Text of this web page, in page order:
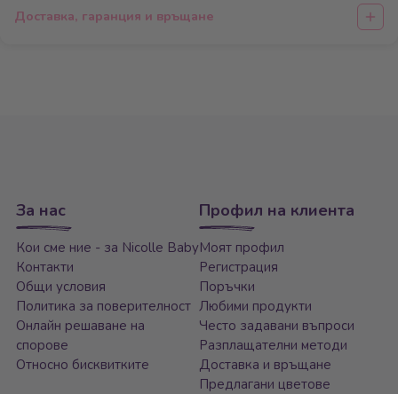
Доставка, гаранция и връщане
За нас
Кои сме ние - за Nicolle Baby
Контакти
Общи условия
Политика за поверителност
Онлайн решаване на
спорове
Относно бисквитките
Профил на клиента
Моят профил
Регистрация
Поръчки
Любими продукти
Често задавани въпроси
Разплащателни методи
Доставка и връщане
Предлагани цветове